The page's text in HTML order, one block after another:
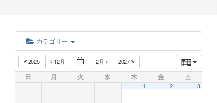
カテゴリー
2025 12月 2月 2027
日 月 火 水 木 金 土
1 2 3